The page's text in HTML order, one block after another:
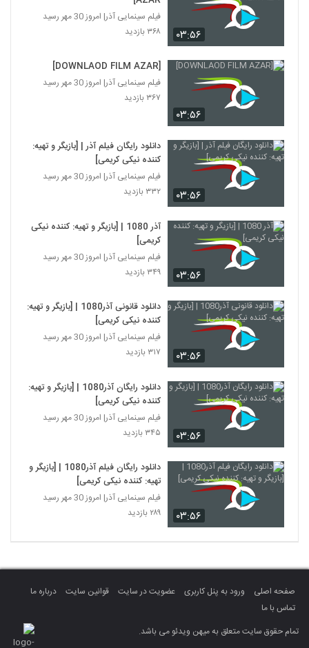
۰۳:۵۶
فیلم سینمایی آذر| امروز 30 مهر رسید
۳۶۸ بازدید
۰۳:۵۶
[DOWNLAOD FILM AZAR]
فیلم سینمایی آذر| امروز 30 مهر رسید
۳۶۷ بازدید
۰۳:۵۶
دانلود رایگان فیلم آذر | [بازیگر و تهیه:
کننده نیکی کریمی]
فیلم سینمایی آذر| امروز 30 مهر رسید
۳۳۲ بازدید
۰۳:۵۶
آذر 1080 | [بازیگر و تهیه: کننده نیکی
کریمی]
فیلم سینمایی آذر| امروز 30 مهر رسید
۳۴۹ بازدید
۰۳:۵۶
دانلود قانونی آذر1080 | [بازیگر و تهیه:
کننده نیکی کریمی]
فیلم سینمایی آذر| امروز 30 مهر رسید
۳۱۷ بازدید
۰۳:۵۶
دانلود رایگان آذر1080 | [بازیگر و تهیه:
کننده نیکی کریمی]
فیلم سینمایی آذر| امروز 30 مهر رسید
۳۴۵ بازدید
۰۳:۵۶
دانلود رایگان فیلم آذر1080 | [بازیگر و
تهیه: کننده نیکی کریمی]
فیلم سینمایی آذر| امروز 30 مهر رسید
۲۸۹ بازدید
صفحه اصلی ورود به پنل کاربری عضویت در سایت قوانین سایت
درباره ما
تماس با ما
تمام حقوق سایت متعلق به میهن ویدئو می باشد.